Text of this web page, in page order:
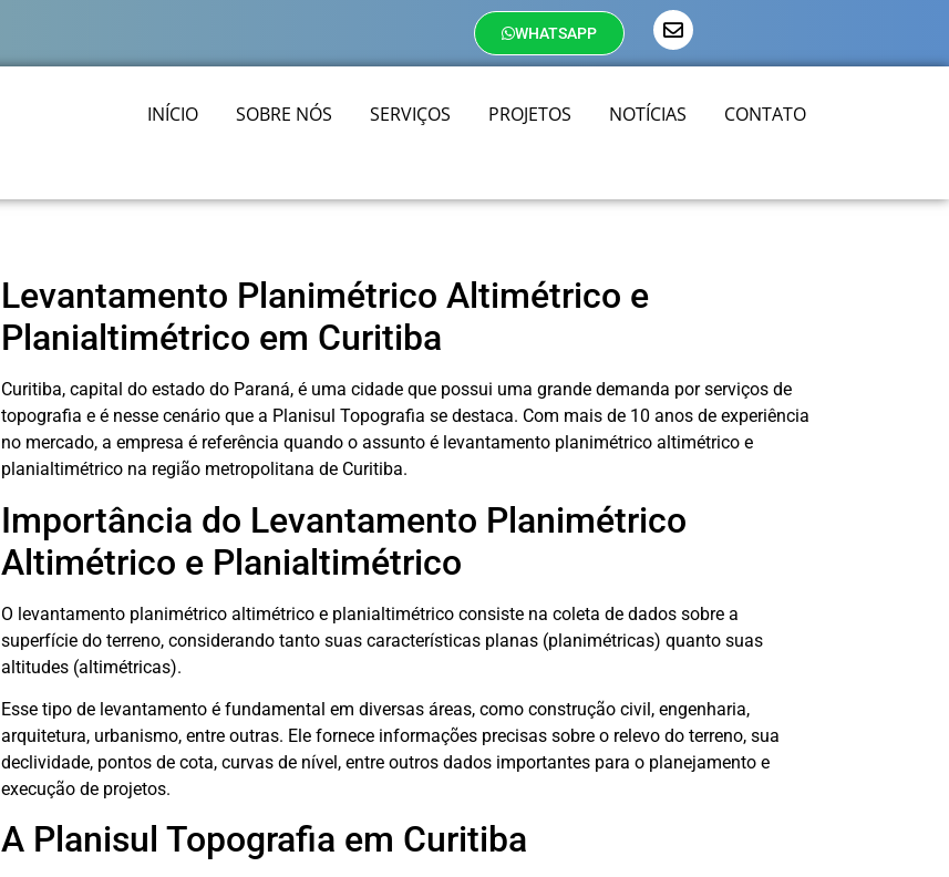
WHATSAPP
INÍCIO SOBRE NÓS SERVIÇOS PROJETOS NOTÍCIAS CONTATO
Levantamento Planimétrico Altimétrico e
Planialtimétrico em Curitiba
Curitiba, capital do estado do Paraná, é uma cidade que possui uma grande demanda por serviços de
topografia e é nesse cenário que a Planisul Topografia se destaca. Com mais de 10 anos de experiência
no mercado, a empresa é referência quando o assunto é levantamento planimétrico altimétrico e
planialtimétrico na região metropolitana de Curitiba.
Importância do Levantamento Planimétrico
Altimétrico e Planialtimétrico
O levantamento planimétrico altimétrico e planialtimétrico consiste na coleta de dados sobre a
superfície do terreno, considerando tanto suas características planas (planimétricas) quanto suas
altitudes (altimétricas).
Esse tipo de levantamento é fundamental em diversas áreas, como construção civil, engenharia,
arquitetura, urbanismo, entre outras. Ele fornece informações precisas sobre o relevo do terreno, sua
declividade, pontos de cota, curvas de nível, entre outros dados importantes para o planejamento e
execução de projetos.
A Planisul Topografia em Curitiba